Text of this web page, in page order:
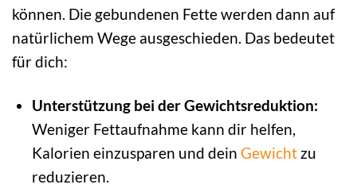
können. Die gebundenen Fette werden dann auf
natürlichem Wege ausgeschieden. Das bedeutet
für dich:
Unterstützung bei der Gewichtsreduktion:
Weniger Fettaufnahme kann dir helfen,
Kalorien einzusparen und dein Gewichtzu
reduzieren.